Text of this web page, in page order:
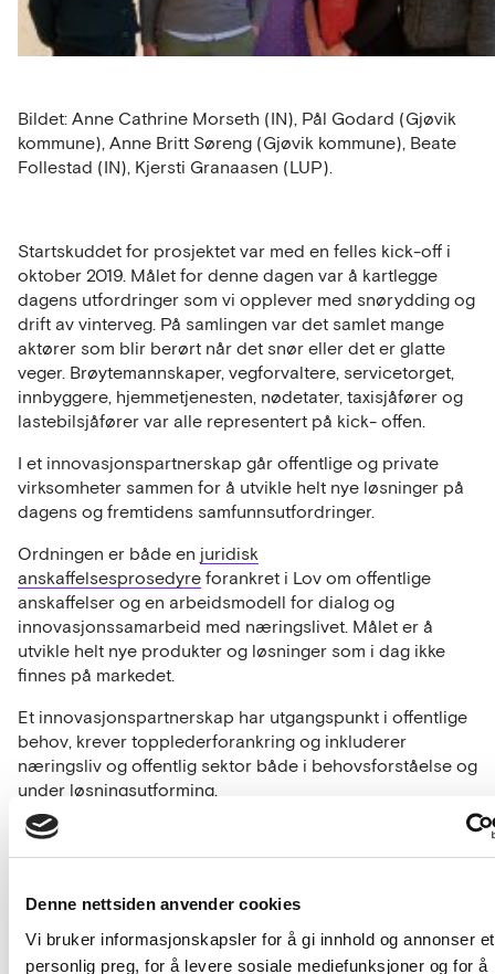
Denne nettsiden anvender cookies
Vi bruker informasjonskapsler for å gi innhold og annonser et
personlig preg, for å levere sosiale mediefunksjoner og for å
Bildet: Anne Cathrine Morseth (IN), Pål Godard (Gjøvik
kommune), Anne Britt Søreng (Gjøvik kommune), Beate
Follestad (IN), Kjersti Granaasen (LUP).
Startskuddet for prosjektet var med en felles kick-off i
oktober 2019. Målet for denne dagen var å kartlegge
dagens utfordringer som vi opplever med snørydding og
drift av vinterveg. På samlingen var det samlet mange
aktører som blir berørt når det snør eller det er glatte
veger. Brøytemannskaper, vegforvaltere, servicetorget,
innbyggere, hjemmetjenesten, nødetater, taxisjåfører og
lastebilsjåfører var alle representert på kick- offen.
I et innovasjonspartnerskap går offentlige og private
virksomheter sammen for å utvikle helt nye løsninger på
dagens og fremtidens samfunnsutfordringer.
Ordningen er både en juridisk
anskaffelsesprosedyre forankret i Lov om offentlige
anskaffelser og en arbeidsmodell for dialog og
innovasjonssamarbeid med næringslivet. Målet er å
utvikle helt nye produkter og løsninger som i dag ikke
finnes på markedet.
Et innovasjonspartnerskap har utgangspunkt i offentlige
behov, krever topplederforankring og inkluderer
næringsliv og offentlig sektor både i behovsforståelse og
under løsningsutforming.
Interesserte leverandører inviteres til digitalt
informasjonsmøte: «Smart Vinterdrift med effektiv
5. mai 2020, og er kun et tilbud til interessenter. For